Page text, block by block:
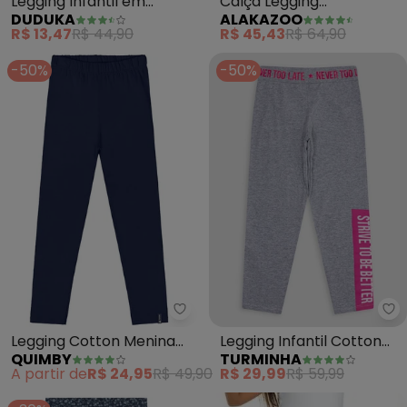
Suplex (Azul)
DUDUKA
R$ 13,47R$ 44,90
Molecotton (Marinho)
ALAKAZOO
R$ 45,43R$ 64,90
-50%
Quimby - Legging Cotton
Legging Cotton Menina
(Azul)
QUIMBY
A partir deR$ 24,95R$ 49,90
-50%
Legging Infantil Cotton
Yend'S Kids (Azul)
TURMINHA
R$ 29,99R$ 59,99